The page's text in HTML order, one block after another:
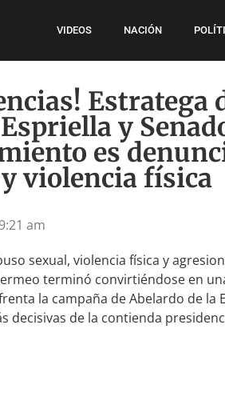
VIDEOS NACIÓN
Estratega
y
es
violencia física
9:21 am
sexual, violencia física y
terminó convirtiéndose en
la campaña de Abelardo de la
decisivas de la contienda